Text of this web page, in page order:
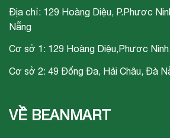
Địa chỉ: 129 Hoàng Diệu, P.Phươc
Nẵng
Cơ sở 1: 129 Hoàng Diệu,Phươc
Cơ sở 2: 49 Đống Đa, Hải Châu, Đà
VỀ BEANMART